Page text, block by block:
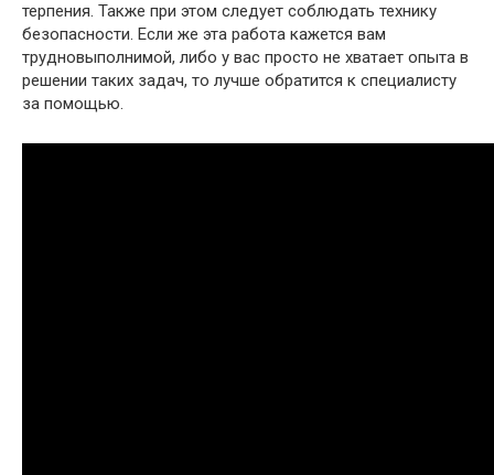
терпения. Также при этом следует соблюдать технику
безопасности. Если же эта работа кажется вам
трудновыполнимой, либо у вас просто не хватает опыта в
решении таких задач, то лучше обратится к специалисту
за помощью.